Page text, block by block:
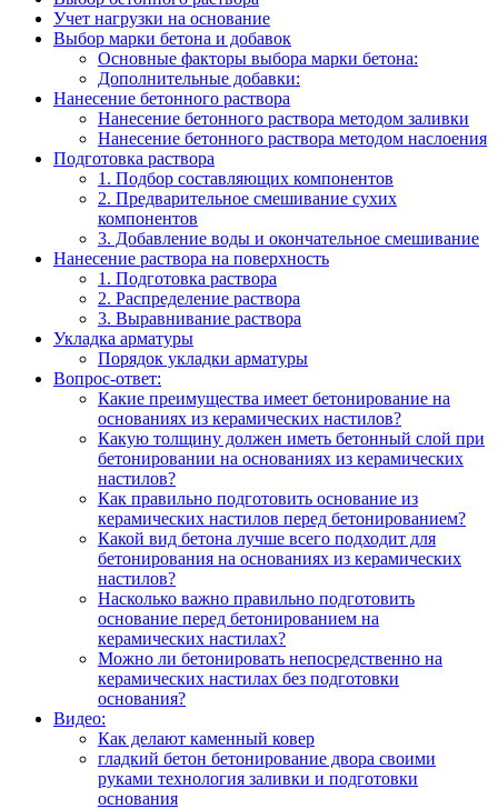
Учет нагрузки на основание
Выбор марки бетона и добавок
Основные факторы выбора марки бетона:
Дополнительные добавки:
Нанесение бетонного раствора
Нанесение бетонного раствора методом заливки
Нанесение бетонного раствора методом наслоения
Подготовка раствора
1. Подбор составляющих компонентов
2. Предварительное смешивание сухих
компонентов
3. Добавление воды и окончательное смешивание
Нанесение раствора на поверхность
1. Подготовка раствора
2. Распределение раствора
3. Выравнивание раствора
Укладка арматуры
Порядок укладки арматуры
Вопрос-ответ:
Какие преимущества имеет бетонирование на
основаниях из керамических настилов?
Какую толщину должен иметь бетонный слой при
бетонировании на основаниях из керамических
настилов?
Как правильно подготовить основание из
керамических настилов перед бетонированием?
Какой вид бетона лучше всего подходит для
бетонирования на основаниях из керамических
настилов?
Насколько важно правильно подготовить
основание перед бетонированием на
керамических настилах?
Можно ли бетонировать непосредственно на
керамических настилах без подготовки
основания?
Видео:
Как делают каменный ковер
гладкий бетон бетонирование двора своими
руками технология заливки и подготовки
основания